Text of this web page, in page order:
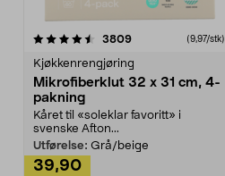
3809anmeldelser(9,97/stk)
Kjøkkenrengjøring
Mikrofiberklut 32 x 31 cm, 4-
pakning
Kåret til «soleklar favoritt» i
svenske Afton...
Utførelse: Grå/beige
39,90
4.5av 5 stjerner